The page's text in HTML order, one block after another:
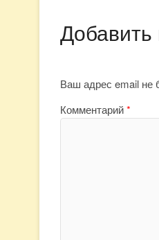
Ваш адрес email не
Комментарий*